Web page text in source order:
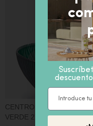
CENTRO DE MESA
VERDE 27×17 cm.